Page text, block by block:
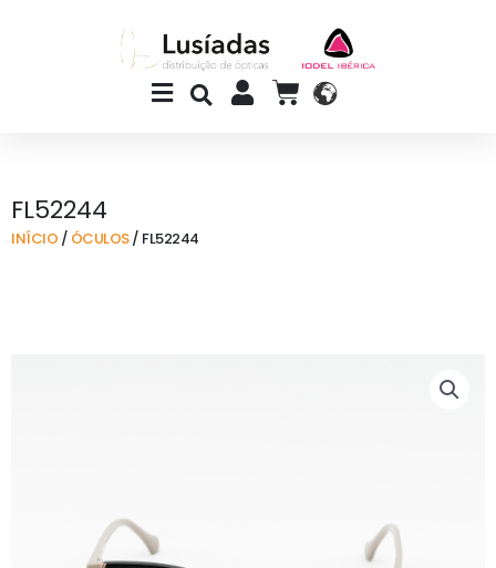
Main
Menu
CART
FL52244
INÍCIO / ÓCULOS/ FL52244